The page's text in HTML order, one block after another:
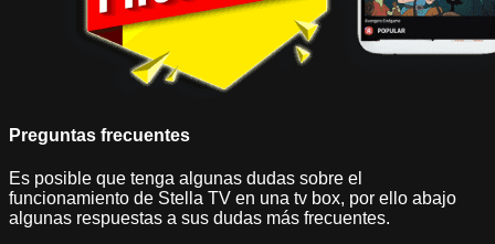
Preguntas frecuentes
Es posible que tenga algunas dudas sobre el
funcionamiento de Stella TV en una tv box, por ello abajo
algunas respuestas a sus dudas más frecuentes.